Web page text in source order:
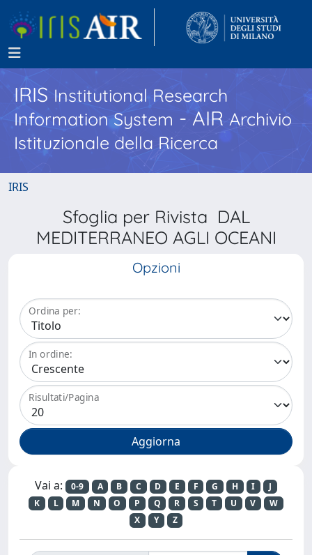
IRISInstitutional Research
Information System - AIR Archivio
Istituzionale della Ricerca
IRIS
Sfoglia per Rivista DAL
MEDITERRANEO AGLI OCEANI
Opzioni
Ordina per:
In ordine:
Risultati/Pagina
Vai a: 0-9 A B C D E F G H I
J
K
L M N O P Q R S T U V
W
X
Y Z